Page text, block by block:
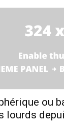
ou
lourds